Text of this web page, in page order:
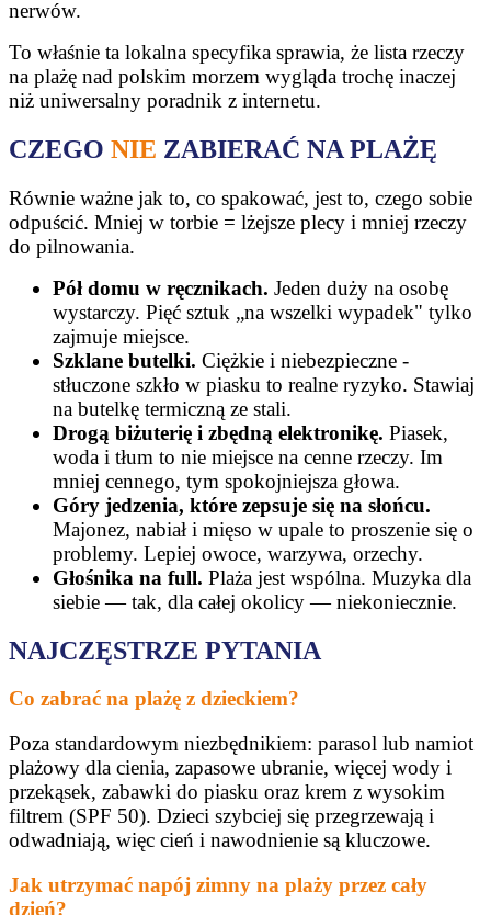
nerwów.
To właśnie ta lokalna specyfika sprawia, że lista rzeczy
na plażę nad polskim morzem wygląda trochę inaczej
niż uniwersalny poradnik z internetu.
CZEGO NIE ZABIERAĆ NA PLAŻĘ
Równie ważne jak to, co spakować, jest to, czego sobie
odpuścić. Mniej w torbie = lżejsze plecy i mniej rzeczy
do pilnowania.
Pół domu w ręcznikach. Jeden duży na osobę
wystarczy. Pięć sztuk „na wszelki wypadek" tylko
zajmuje miejsce.
Szklane butelki. Ciężkie i niebezpieczne -
stłuczone szkło w piasku to realne ryzyko. Stawiaj
na butelkę termiczną ze stali.
Drogą biżuterię i zbędną elektronikę. Piasek,
woda i tłum to nie miejsce na cenne rzeczy. Im
mniej cennego, tym spokojniejsza głowa.
Góry jedzenia, które zepsuje się na słońcu.
Majonez, nabiał i mięso w upale to proszenie się o
problemy. Lepiej owoce, warzywa, orzechy.
Głośnika na full. Plaża jest wspólna. Muzyka dla
siebie — tak, dla całej okolicy — niekoniecznie.
NAJCZĘSTRZE PYTANIA
Co zabrać na plażę z dzieckiem?
Poza standardowym niezbędnikiem: parasol lub namiot
plażowy dla cienia, zapasowe ubranie, więcej wody i
przekąsek, zabawki do piasku oraz krem z wysokim
filtrem (SPF 50). Dzieci szybciej się przegrzewają i
odwadniają, więc cień i nawodnienie są kluczowe.
Jak utrzymać napój zimny na plaży przez cały
dzień?